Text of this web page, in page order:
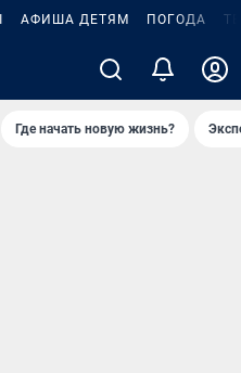
АФИША ДЕТЯМ ПОГОДА
Где начать новую жизнь?